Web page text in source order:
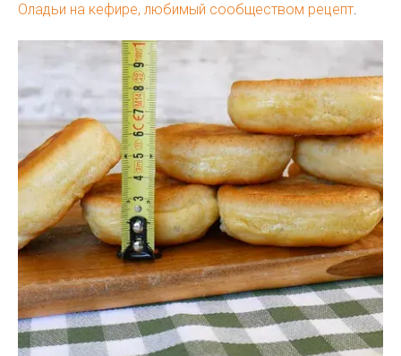
Оладьи на кефире, любимый сообществом рецепт.